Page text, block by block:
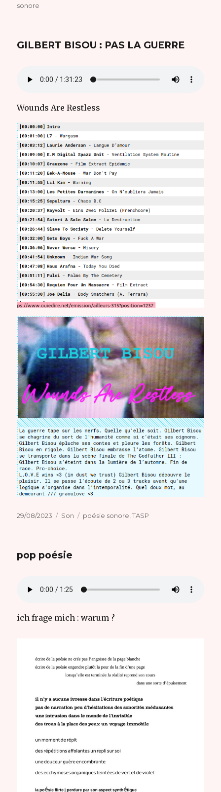
le
sonore
GILBERT BISOU : PAS LA GUERRE
Wounds Are Restless
Publié
29/08/2023 Format
Son Catégories
poésie sonore ,TASP
pop poésie
ich frage mich : warum ?